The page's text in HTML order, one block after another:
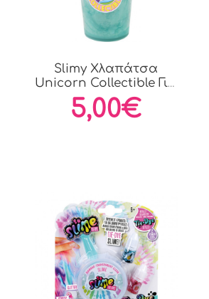
Slimy Χλαπάτσα
Unicorn Collectible Για
5+...
5,00€